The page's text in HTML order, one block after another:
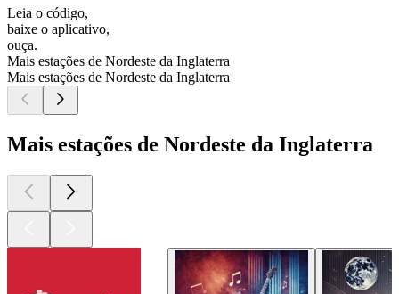
Leia o código,
baixe o aplicativo,
ouça.
Mais estações de Nordeste da Inglaterra
Mais estações de Nordeste da Inglaterra
Mais estações de Nordeste da Inglaterra